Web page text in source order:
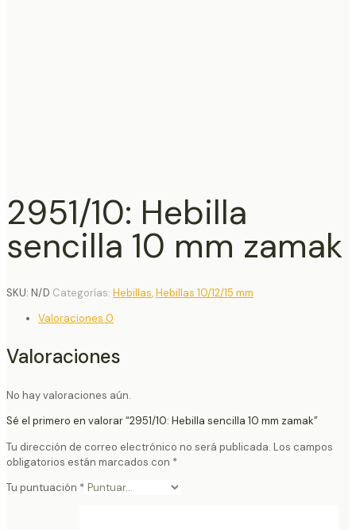
2951/10: Hebilla
sencilla 10 mm zamak
SKU: N/D Categorías: Hebillas,Hebillas 10/12/15 mm
Valoraciones 0
Valoraciones
No hay valoraciones aún.
Sé el primero en valorar “2951/10: Hebilla sencilla 10 mm zamak”
Tu dirección de correo electrónico no será publicada. Los campos
obligatorios están marcados con *
Tu puntuación *